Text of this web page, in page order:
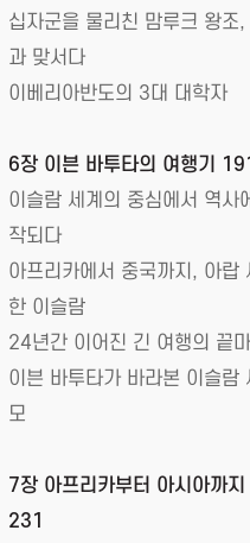
십자군을 물리친 맘루크 왕조
과 맞서다
이베리아반도의 3대 대학자
6장 이븐 바투타의 여행기 191
이슬람 세계의 중심에서 역사
작되다
아프리카에서 중국까지, 아랍
한 이슬람
24년간 이어진 긴 여행의 끝
이븐 바투타가 바라본 이슬람
모
7장 아프리카부터 아시아까
231